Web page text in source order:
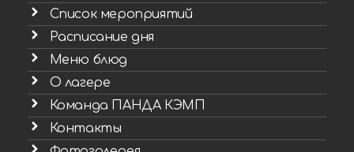
Список мероприятий
Расписание дня
Меню блюд
О лагере
Команда ПАНДА КЭМП
Контакты